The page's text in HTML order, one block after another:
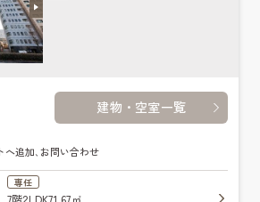
建物・空室一覧
へ追加､お問い合わせ
専任